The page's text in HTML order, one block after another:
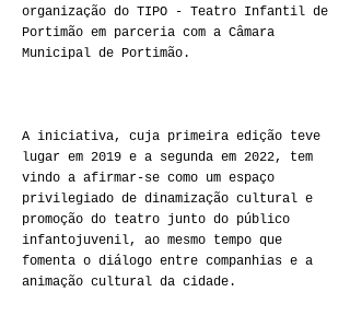
organização do TIPO - Teatro Infantil de
Portimão em parceria com a Câmara
Municipal de Portimão.
A iniciativa, cuja primeira edição teve
lugar em 2019 e a segunda em 2022, tem
vindo a afirmar-se como um espaço
privilegiado de dinamização cultural e
promoção do teatro junto do público
infantojuvenil, ao mesmo tempo que
fomenta o diálogo entre companhias e a
animação cultural da cidade.